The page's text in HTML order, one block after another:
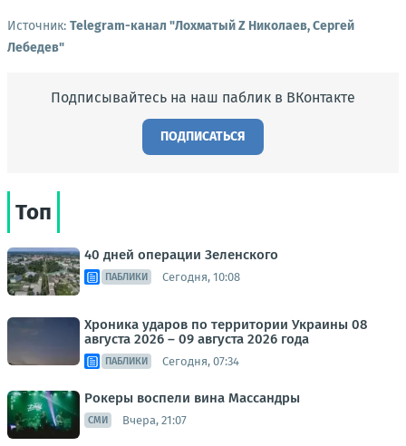
Источник: Telegram-канал "Лохматый Z Николаев, Сергей
Лебедев"
Подписывайтесь на наш паблик в ВКонтакте
ПОДПИСАТЬСЯ
Топ
40 дней операции Зеленского
ПАБЛИКИ Сегодня, 10:08
Хроника ударов по территории Украины 08
августа 2026 – 09 августа 2026 года
ПАБЛИКИ Сегодня, 07:34
Рокеры воспели вина Массандры
СМИ Вчера, 21:07